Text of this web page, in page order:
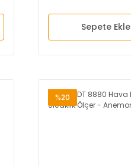
Sepete Ekle
%20